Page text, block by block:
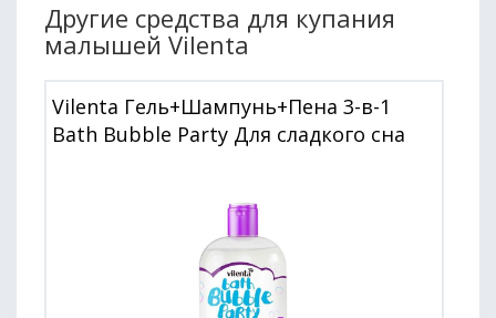
Другие средства для купания
малышей Vilenta
Vilenta Гель+Шампунь+Пена 3-в-1
Bath Bubble Party Для сладкого сна